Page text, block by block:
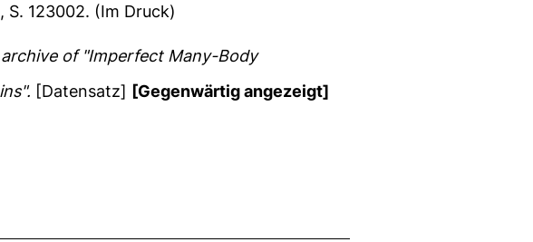
S. 123002. (Im Druck)
of "Imperfect Many-Body
[Datensatz] [Gegenwärtig angezeigt]